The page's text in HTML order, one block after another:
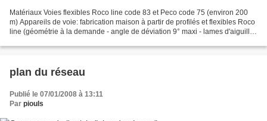
Matériaux Voies flexibles Roco line code 83 et Peco code 75 (environ 200
m) Appareils de voie: fabrication maison à partir de profilés et flexibles Roco
line (géométrie à la demande - angle de déviation 9° maxi - lames d'aiguilles
plan du réseau
Publié le 07/01/2008 à 13:11
Par piouls